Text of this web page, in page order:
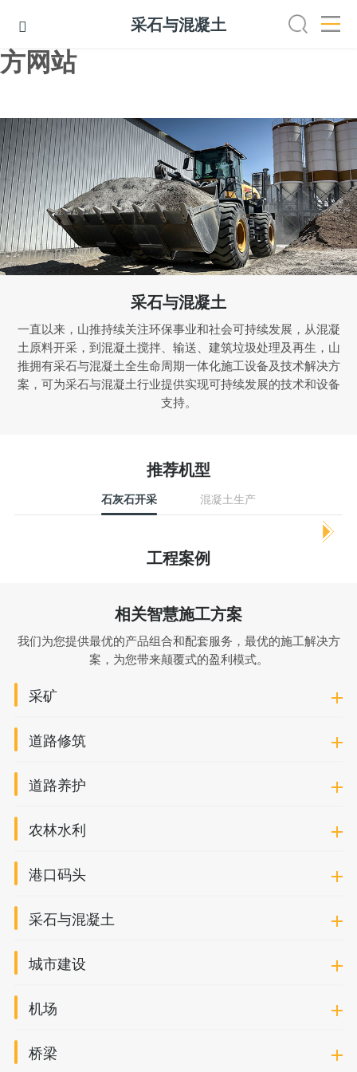
乐投中国有限公司官网,乐投官
方网站
 采石与混凝土
采矿 道路修筑
采石与混凝土
一直以来，山推持续关注环保事业和社会可持续发展，从混凝
土原料开采，到混凝土搅拌、输送、建筑垃圾处理及再生，山
推拥有采石与混凝土全生命周期一体化施工设备及技术解决方
案，可为采石与混凝土行业提供实现可持续发展的技术和设备
支持。
推荐机型
石灰石开采 混凝土生产
工程案例
相关智慧施工方案
我们为您提供最优的产品组合和配套服务，最优的施工解决方
案，为您带来颠覆式的盈利模式。
采矿
道路修筑
道路养护
农林水利
港口码头
采石与混凝土
城市建设
机场
桥梁